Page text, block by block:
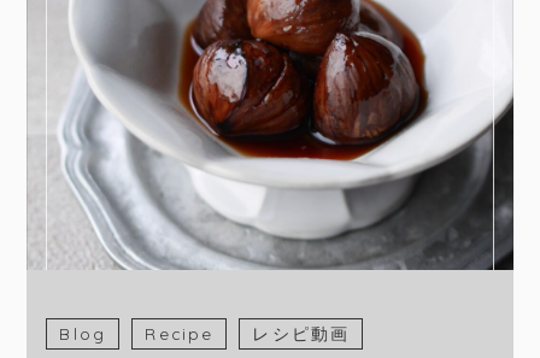
Blog Recipe レシピ動画